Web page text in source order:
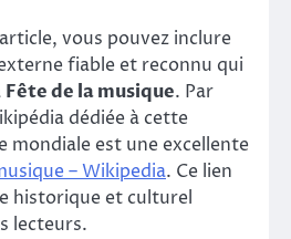
vous pouvez inclure
fiable et reconnu qui
Fête de la musique. Par
dédiée à cette
mondiale est une excellente
– Wikipedia. Ce lien
historique et culturel
lecteurs.